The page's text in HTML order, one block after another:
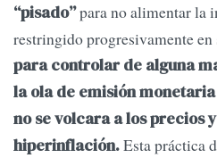
“pisado”para no alimentar la
restringido progresivamente en
para controlar de alguna
la ola de emisión
no se volcara a los precios
hiperinflación.Esta práctica